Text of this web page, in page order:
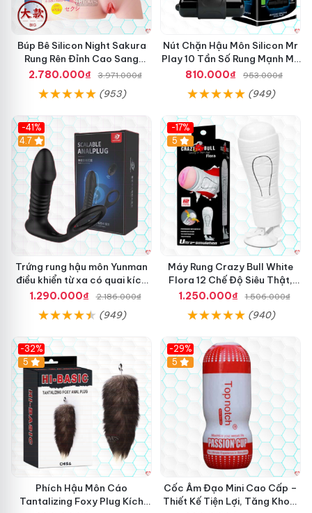
Búp Bê Silicon Night Sakura
Rung Rên Đỉnh Cao Sang
Trọng
2.780.000₫ 3.971.000₫
(953)
Nút Chặn Hậu Môn Silicon Mr
Play 10 Tần Số Rung Mạnh Mẽ
Kích Thích
810.000₫ 953.000₫
(949)
-41%
Hot
4.7
Trứng rung hậu môn Yunman
điều khiển từ xa có quai kích
thích
1.290.000₫ 2.186.000₫
(949)
-17%
5
Máy Rung Crazy Bull White
Flora 12 Chế Độ Siêu Thật,
Kích Thích
1.250.000₫ 1.506.000₫
(940)
-32%
Hot
5
Phích Hậu Môn Cáo
Tantalizing Foxy Plug Kích
-29%
5
Cốc Âm Đạo Mini Cao Cấp –
Thiết Kế Tiện Lợi, Tăng Khoái